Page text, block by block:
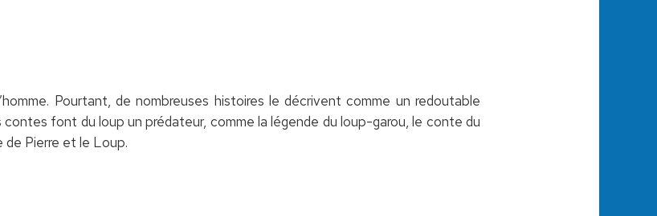
Pourtant, de nombreuses histoires le décrivent comme un redoutable
font du loup un prédateur, comme la légende du loup-garou, le conte du
de Pierre et le Loup.